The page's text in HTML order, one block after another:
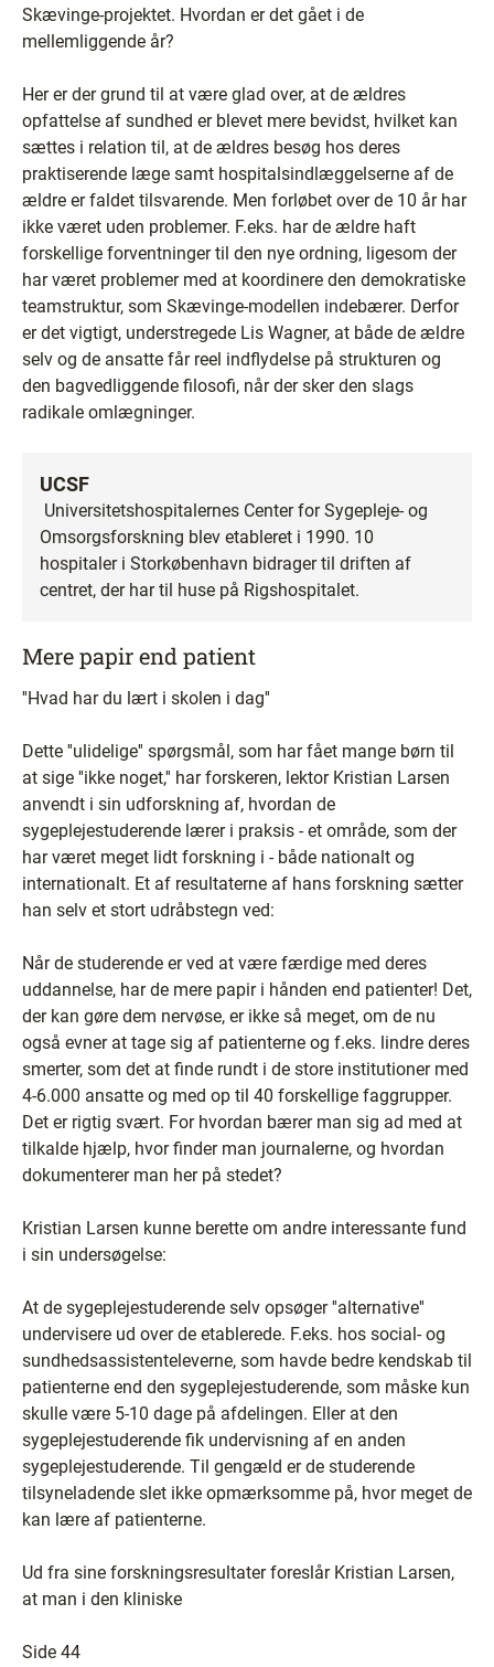
Skævinge-projektet. Hvordan er det gået i de
mellemliggende år?
Her er der grund til at være glad over, at de ældres
opfattelse af sundhed er blevet mere bevidst, hvilket kan
sættes i relation til, at de ældres besøg hos deres
praktiserende læge samt hospitalsindlæggelserne af de
ældre er faldet tilsvarende. Men forløbet over de 10 år har
ikke været uden problemer. F.eks. har de ældre haft
forskellige forventninger til den nye ordning, ligesom der
har været problemer med at koordinere den demokratiske
teamstruktur, som Skævinge-modellen indebærer. Derfor
er det vigtigt, understregede Lis Wagner, at både de ældre
selv og de ansatte får reel indflydelse på strukturen og
den bagvedliggende filosofi, når der sker den slags
radikale omlægninger.
UCSF
Universitetshospitalernes Center for Sygepleje- og
Omsorgsforskning blev etableret i 1990. 10
hospitaler i Storkøbenhavn bidrager til driften af
centret, der har til huse på Rigshospitalet.
Mere papir end patient
''Hvad har du lært i skolen i dag''
Dette ''ulidelige'' spørgsmål, som har fået mange børn til
at sige ''ikke noget,'' har forskeren, lektor Kristian Larsen
anvendt i sin udforskning af, hvordan de
sygeplejestuderende lærer i praksis - et område, som der
har været meget lidt forskning i - både nationalt og
internationalt. Et af resultaterne af hans forskning sætter
han selv et stort udråbstegn ved:
Når de studerende er ved at være færdige med deres
uddannelse, har de mere papir i hånden end patienter! Det,
der kan gøre dem nervøse, er ikke så meget, om de nu
også evner at tage sig af patienterne og f.eks. lindre deres
smerter, som det at finde rundt i de store institutioner med
4-6.000 ansatte og med op til 40 forskellige faggrupper.
Det er rigtig svært. For hvordan bærer man sig ad med at
tilkalde hjælp, hvor finder man journalerne, og hvordan
dokumenterer man her på stedet?
Kristian Larsen kunne berette om andre interessante fund
i sin undersøgelse:
At de sygeplejestuderende selv opsøger ''alternative''
undervisere ud over de etablerede. F.eks. hos social- og
sundhedsassistenteleverne, som havde bedre kendskab til
patienterne end den sygeplejestuderende, som måske kun
skulle være 5-10 dage på afdelingen. Eller at den
sygeplejestuderende fik undervisning af en anden
sygeplejestuderende. Til gengæld er de studerende
tilsyneladende slet ikke opmærksomme på, hvor meget de
kan lære af patienterne.
Ud fra sine forskningsresultater foreslår Kristian Larsen,
at man i den kliniske
Side 44